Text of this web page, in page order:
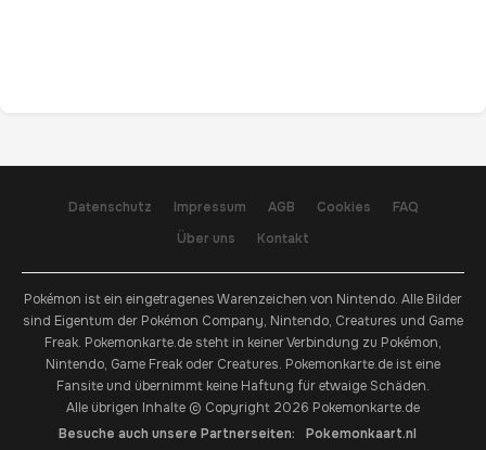
Datenschutz Impressum AGB Cookies
FAQ
Über uns
Kontakt
Pokémon ist ein eingetragenes Warenzeichen von Nintendo. Alle Bilder
sind Eigentum der Pokémon Company, Nintendo, Creatures und Game
Freak. Pokemonkarte.de steht in keiner Verbindung zu Pokémon,
Nintendo, Game Freak oder Creatures. Pokemonkarte.de ist eine
Fansite und übernimmt keine Haftung für etwaige Schäden.
Alle übrigen Inhalte © Copyright 2026 Pokemonkarte.de
Besuche auch unsere Partnerseiten:
Pokemonkaart.nl